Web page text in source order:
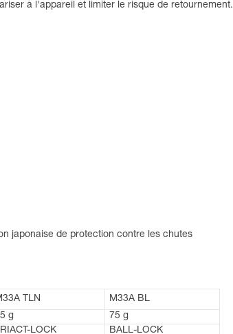
à l'appareil et limiter le risque de retournement.
japonaise de protection contre les chutes
TLN
M33A BL
g
75 g
LOCK
BALL-LOCK